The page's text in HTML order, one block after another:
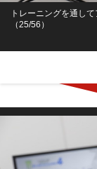
トレーニングを通し
（25/56）